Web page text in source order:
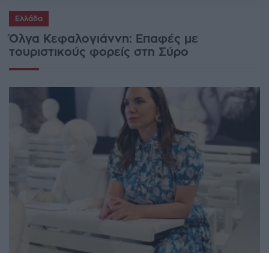
Ελλάδα
Όλγα Κεφαλογιάννη: Επαφές με
τουριστικούς φορείς στη Σύρο